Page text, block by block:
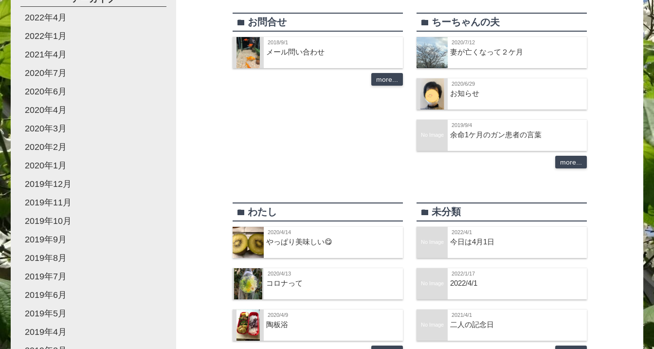
folder お問合せ
2018/9/1
メール問い合わせ
more...
folder ちーちゃんの夫
2020/7/12
妻が亡くなって２ケ月
2020/6/29
お知らせ
No Image
2019/9/4
余命1ケ月のガン患者の言葉
more...
folder わたし
2020/4/14
やっぱり美味しい😋
2020/4/13
コロナって
2020/4/9
陶板浴
folder 未分類
No Image
2022/4/1
今日は4月1日
No Image
2022/1/17
2022/4/1
No Image
2021/4/1
二人の記念日
2022年4月
2022年1月
2021年4月
2020年7月
2020年6月
2020年4月
2020年3月
2020年2月
2020年1月
2019年12月
2019年11月
2019年10月
2019年9月
2019年8月
2019年7月
2019年6月
2019年5月
2019年4月